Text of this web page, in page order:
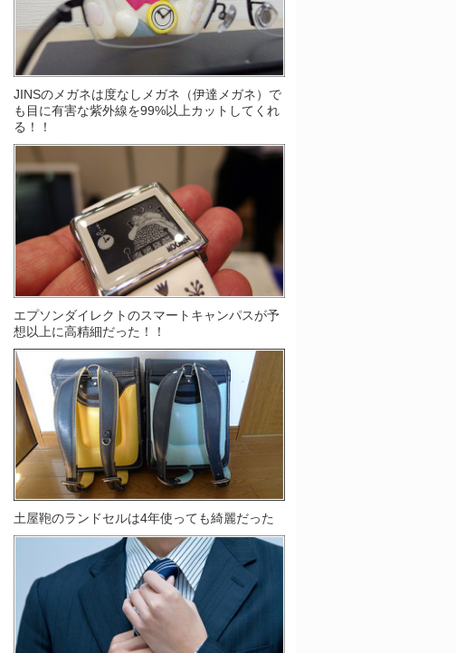
JINSのメガネは度なしメガネ（伊達メガネ）で
も目に有害な紫外線を99%以上カットしてくれ
る！！
エプソンダイレクトのスマートキャンパスが予
想以上に高精細だった！！
土屋鞄のランドセルは4年使っても綺麗だった